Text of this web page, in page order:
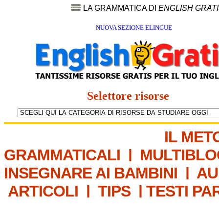
LA GRAMMATICA DI ENGLISH
NUOVA SEZIONE ELINGUE
Selettore risorse
IL
GRAMMATICALI |
INSEGNARE AI BAMBINI |
ARTICOLI | TIPS | TESTI